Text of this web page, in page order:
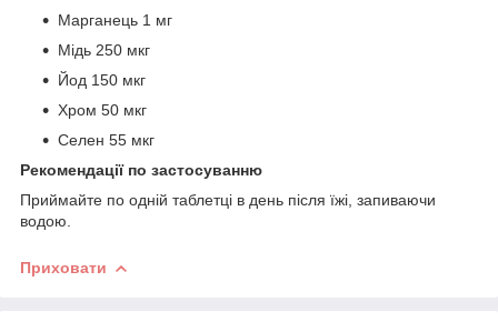
Марганець 1 мг
Мідь 250 мкг
Йод 150 мкг
Хром 50 мкг
Селен 55 мкг
Рекомендації по застосуванню
Приймайте по одній таблетці в день після їжі, запиваючи
водою.
Приховати